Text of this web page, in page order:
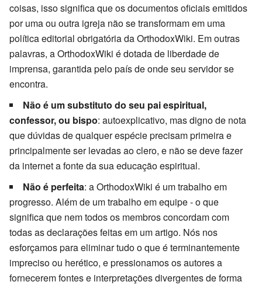
coisas, isso significa que os documentos oficiais emitidos
por uma ou outra igreja não se transformam em uma
política editorial obrigatória da OrthodoxWiki. Em outras
palavras, a OrthodoxWiki é dotada de liberdade de
imprensa, garantida pelo país de onde seu servidor se
encontra.
Não é um substituto do seu pai espiritual,
confessor, ou bispo: autoexplicativo, mas digno de nota
que dúvidas de qualquer espécie precisam primeira e
principalmente ser levadas ao clero, e não se deve fazer
da internet a fonte da sua educação espiritual.
Não é perfeita: a OrthodoxWiki é um trabalho em
progresso. Além de um trabalho em equipe - o que
significa que nem todos os membros concordam com
todas as declarações feitas em um artigo. Nós nos
esforçamos para eliminar tudo o que é terminantemente
impreciso ou herético, e pressionamos os autores a
fornecerem fontes e interpretações divergentes de forma